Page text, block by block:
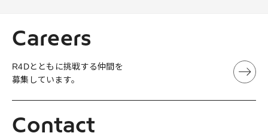
Careers
R4Dとともに挑戦する仲間を
募集しています。
Contact